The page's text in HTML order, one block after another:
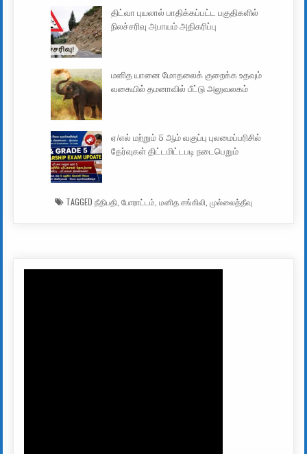
திட்வா புயலால் பாதிக்கப்பட்ட பகுதிகளில்
நிலச்சரிவு அபாயம் அதிகரிப்பு
மனித யானை மோதலைக் குறைக்க உதவும்
வகையில் தமனாவில் பீட்டு அலுவலகம்
ஏ/எல் மற்றும் 5 ஆம் வகுப்பு புலமைப்பரிசில்
தேர்வுகள் திட்டமிட்டபடி நடைபெறும்
TAGGED நீதிபதி போராட்டம் மனித சங்கிலி முல்லைத்தீவு